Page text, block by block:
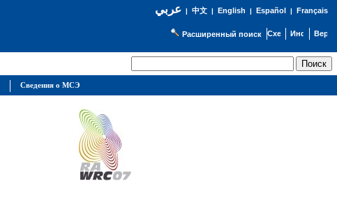
عربي| 中文| English | Español | Français
Расширенный поиск
Сведения о МСЭ